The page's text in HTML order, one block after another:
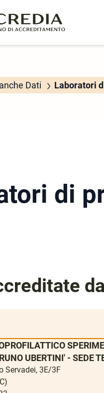
Dati Laboratori
di
UBERTINI' - SEDE
Servadei, 3E/3F